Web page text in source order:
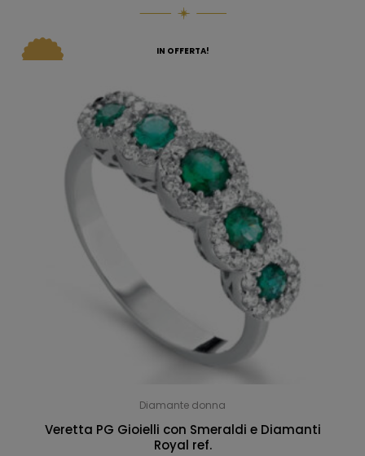
IN OFFERTA!
Diamante donna
Veretta PG Gioielli con Smeraldi e Diamanti
Royal ref.